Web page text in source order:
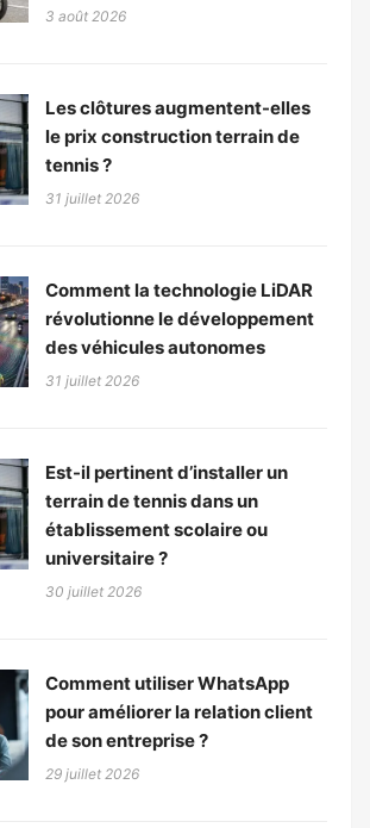
3 août 2026
Les clôtures augmentent-elles
le prix construction terrain de
tennis ?
31 juillet 2026
Comment la technologie LiDAR
révolutionne le développement
des véhicules autonomes
31 juillet 2026
Est-il pertinent d’installer un
terrain de tennis dans un
établissement scolaire ou
universitaire ?
30 juillet 2026
Comment utiliser WhatsApp
pour améliorer la relation client
de son entreprise ?
29 juillet 2026